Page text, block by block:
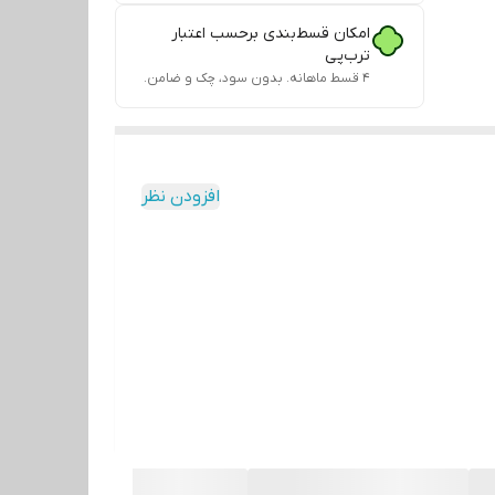
امکان قسط‌بندی برحسب اعتبار
ترب‌پی
۴ قسط ماهانه. بدون سود، چک و ضامن.
افزودن نظر